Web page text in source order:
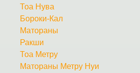
Тоа Нува
Бороки-Кал
Матораны
Ракши
Тоа Метру
Матораны Метру Нуи